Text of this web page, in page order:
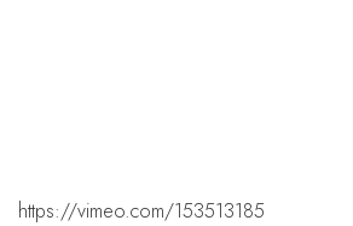
https://vimeo.com/153513185